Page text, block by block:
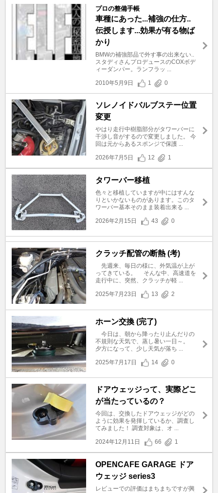
プロの整備手帳
車種にあった...補強の仕方..
伝授します...効果が有る物ば
かり
BMWの補強部品で外す事の出来ない..
スタディさんプロデュースのCOXボデ
ィーダンパー。ランフラッ ...
2010年5月9日
1 0
ソレノイドバルブステー位置
変更
やはり走行中樹脂部分がタワーバーに
干渉し音がするので変更しました。 今
回は元からあるスポンジで保護 ...
2026年7月5日
12 1
タワーバー移植
色々と移植していますが中にはすんな
りといかないものがあります。このタ
ワーバー基本そのまま装着出来る ...
2026年2月15日
43 0
クラッチ配管の断熱 (考)
先週来、毎日の様に、外気温が上が
ってきている。 そんな中、高速道を
走行中に、突然、クラッチが軽 ...
2025年7月23日
13 2
ホーン交換 (完了)
今日は、朝から降ったり止んだりの
不規則な天気で、蒸し暑い一日～。
夕方になって、少し天気が落ち ...
2025年7月17日
14 0
ドアウェッジって、実際どこ
が当たっているの？
今回は、交換したドアウェッジがどの
ように効果を発揮しているか、調査し
てみました！ 調査対象は、オ ...
2024年12月11日
66 1
OPENCAFE GARAGE ドア
ウェッジ series3
レビューでの評価はまちまちですが興